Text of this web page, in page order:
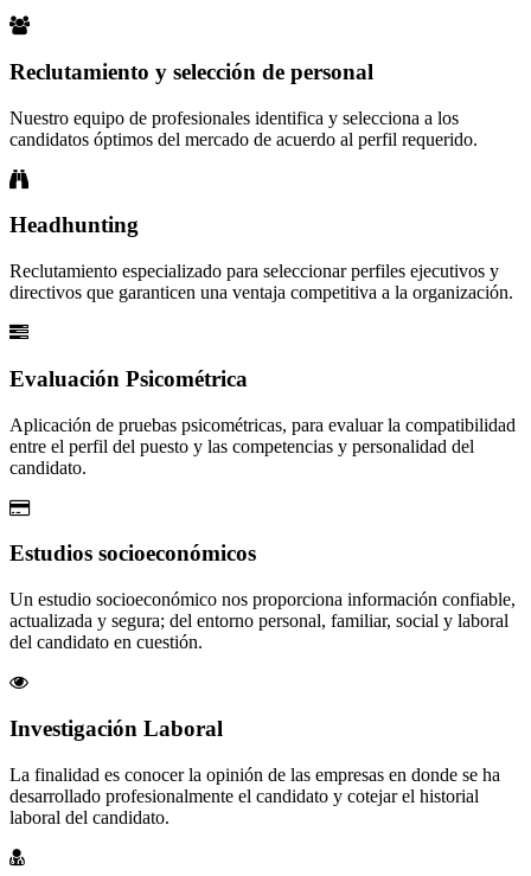
Reclutamiento y selección de personal
Nuestro equipo de profesionales identifica y selecciona a los
candidatos óptimos del mercado de acuerdo al perfil requerido.
Headhunting
Reclutamiento especializado para seleccionar perfiles ejecutivos y
directivos que garanticen una ventaja competitiva a la organización.
Evaluación Psicométrica
Aplicación de pruebas psicométricas, para evaluar la compatibilidad
entre el perfil del puesto y las competencias y personalidad del
candidato.
Estudios socioeconómicos
Un estudio socioeconómico nos proporciona información confiable,
actualizada y segura; del entorno personal, familiar, social y laboral
del candidato en cuestión.
Investigación Laboral
La finalidad es conocer la opinión de las empresas en donde se ha
desarrollado profesionalmente el candidato y cotejar el historial
laboral del candidato.